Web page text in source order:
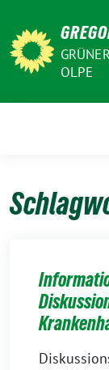
zum
Inhalt
OLPE